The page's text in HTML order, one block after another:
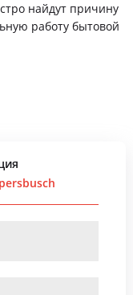
найдут причину
работу бытовой